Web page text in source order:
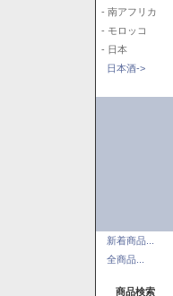
- 南アフリカ
- モロッコ
- 日本
日本酒->
新着商品...
全商品...
商品検索